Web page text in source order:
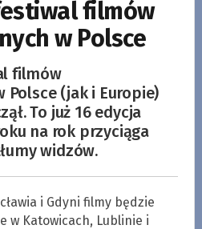
filmów
w Polsce
filmów
(jak i Europie)
To już 16 edycja
na rok przyciąga
widzów.
i Gdyni filmy będzie
w Katowicach, Lublinie i